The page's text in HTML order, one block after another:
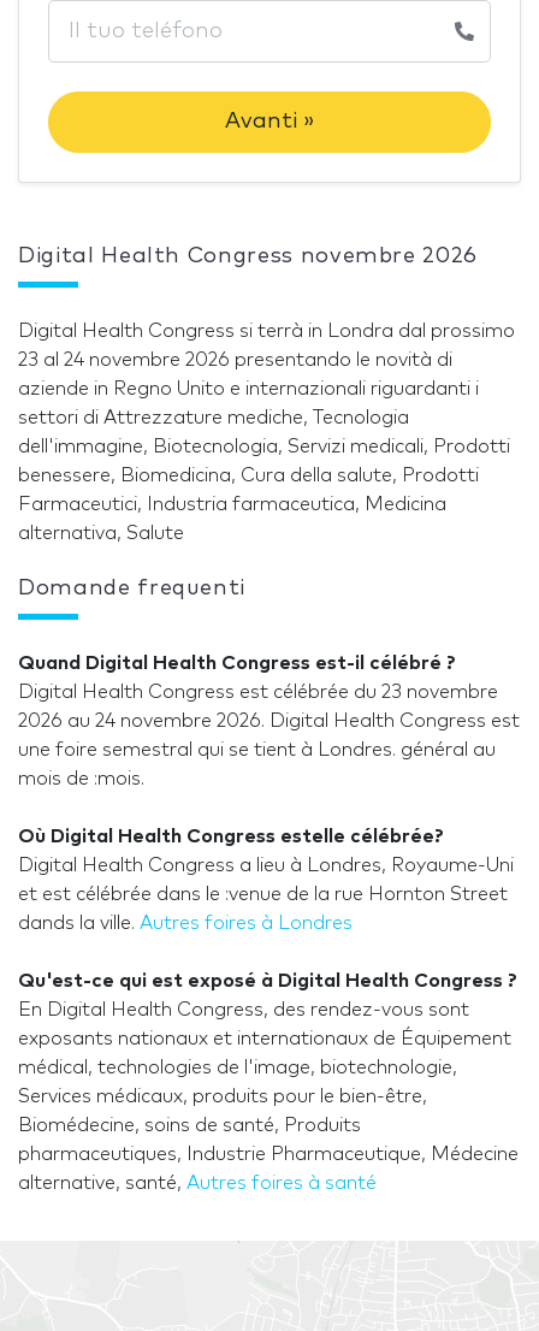
Avanti »
Digital Health Congress novembre 2026
Digital Health Congress si terrà in Londra dal prossimo
23 al 24 novembre 2026 presentando le novità di
aziende in Regno Unito e internazionali riguardanti i
settori di Attrezzature mediche, Tecnologia
dell'immagine, Biotecnologia, Servizi medicali, Prodotti
benessere, Biomedicina, Cura della salute, Prodotti
Farmaceutici, Industria farmaceutica, Medicina
alternativa, Salute
Domande frequenti
Quand Digital Health Congress est-il célébré ?
Digital Health Congress est célébrée du 23 novembre
2026 au 24 novembre 2026. Digital Health Congress est
une foire semestral qui se tient à Londres. général au
mois de :mois.
Où Digital Health Congress estelle célébrée?
Digital Health Congress a lieu à Londres, Royaume-Uni
et est célébrée dans le :venue de la rue Hornton Street
dands la ville. Autres foires à Londres
Qu'est-ce qui est exposé à Digital Health Congress ?
En Digital Health Congress, des rendez-vous sont
exposants nationaux et internationaux de Équipement
médical, technologies de l'image, biotechnologie,
Services médicaux, produits pour le bien-être,
Biomédecine, soins de santé, Produits
pharmaceutiques, Industrie Pharmaceutique, Médecine
alternative, santé, Autres foires à santé